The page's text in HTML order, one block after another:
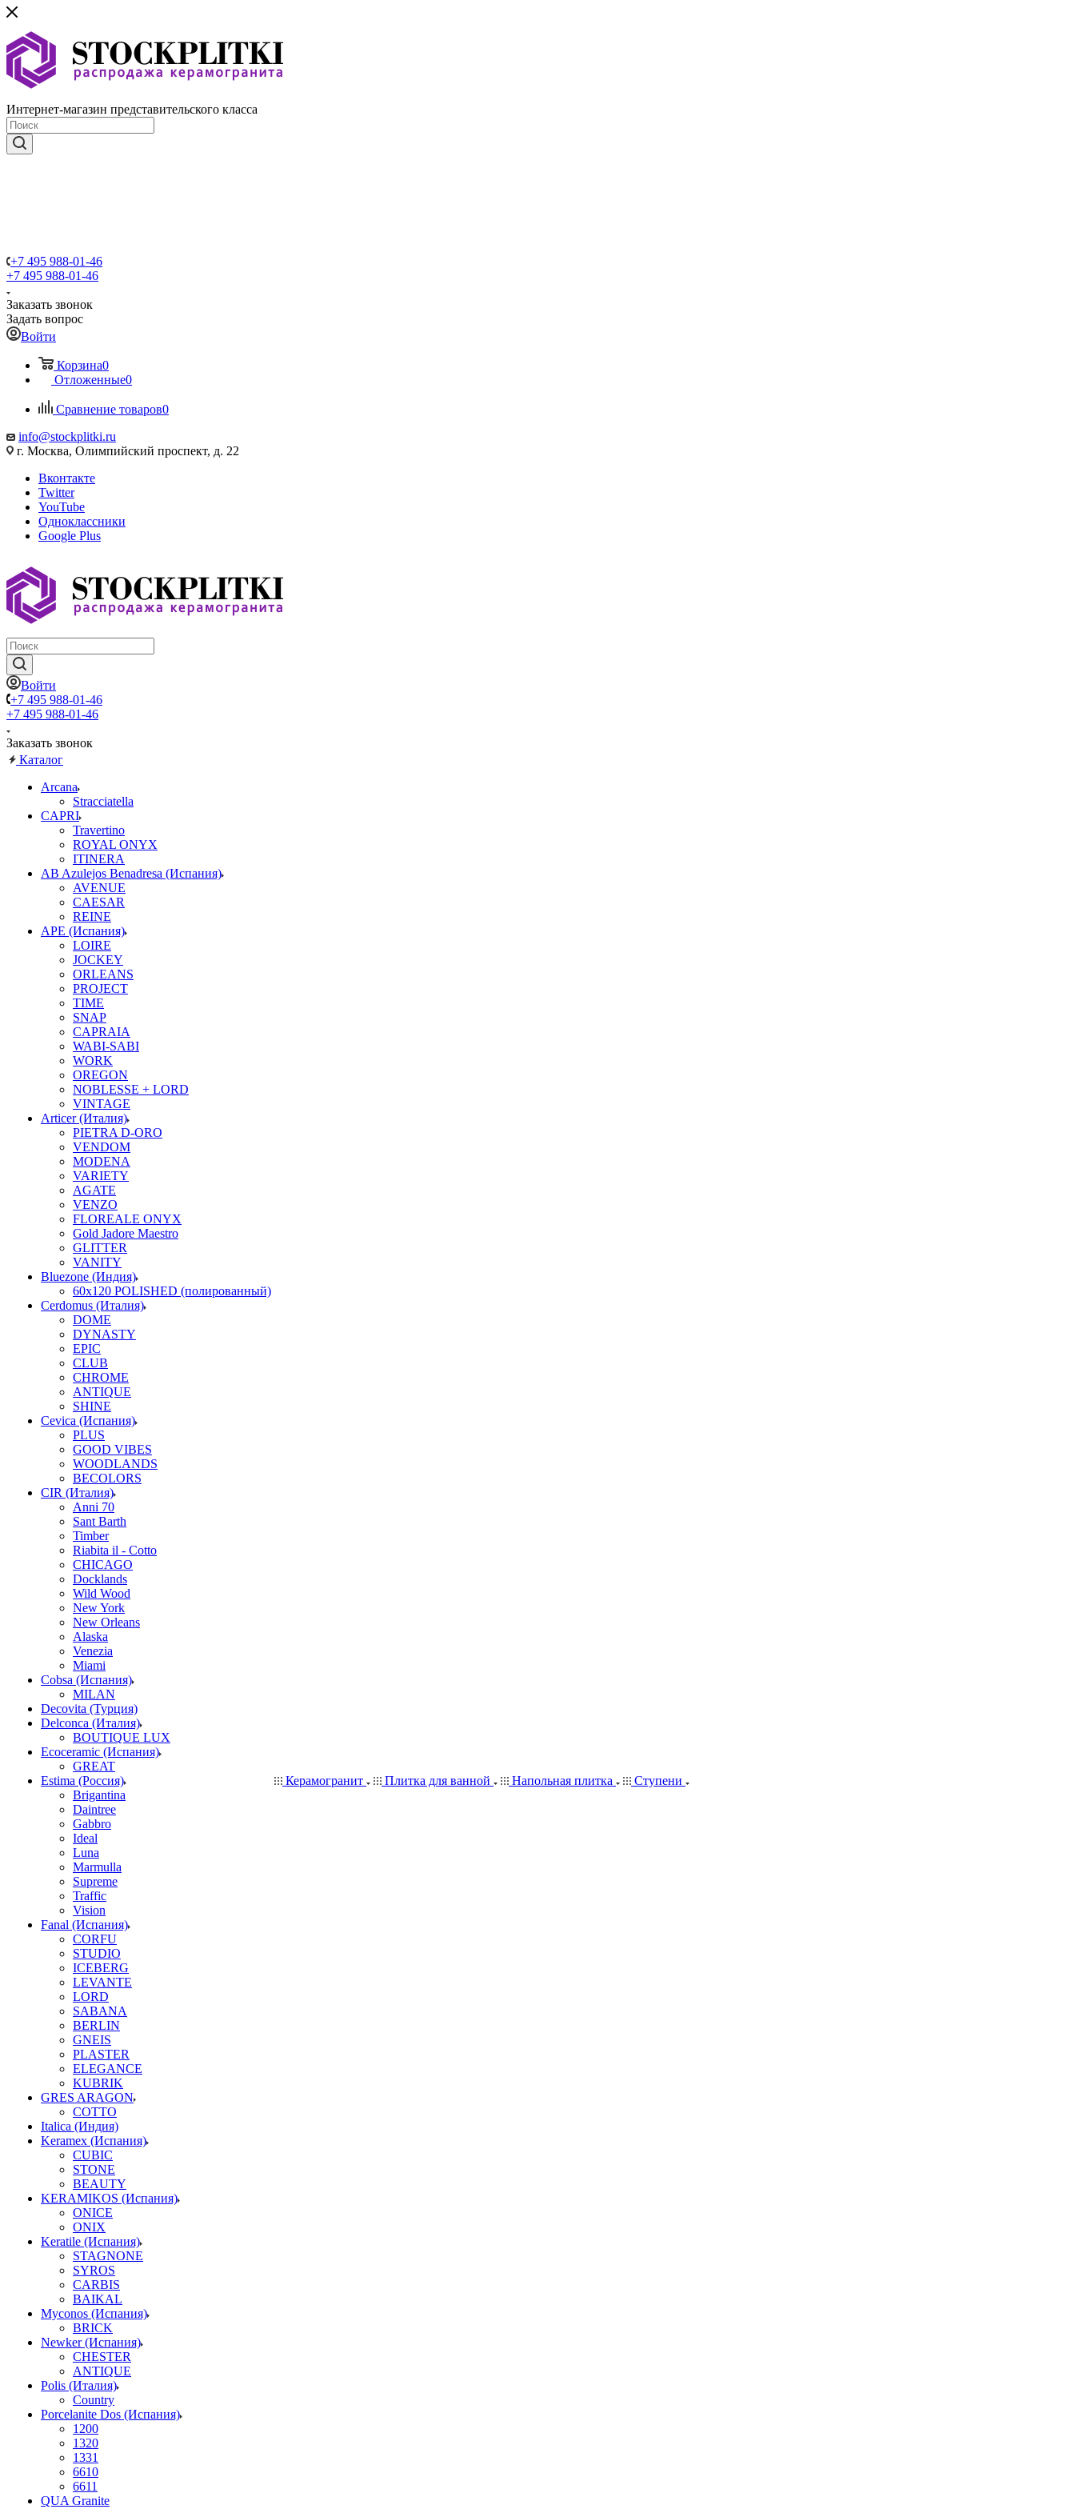
Интернет-магазин представительского класса
+7 495 988-01-46
+7 495 988-01-46
Заказать звонок
Задать вопрос
Войти
Корзина0
Отложенные0
Сравнение товаров0
info@stockplitki.ru
г. Москва, Олимпийский проспект, д. 22
Вконтакте
Twitter
YouTube
Одноклассники
Google Plus
Войти
+7 495 988-01-46
+7 495 988-01-46
Заказать звонок
Каталог
Arcana
Stracciatella
CAPRI
Travertino
ROYAL ONYX
ITINERA
AB Azulejos Benadresa (Испания)
AVENUE
CAESAR
REINE
APE (Испания)
LOIRE
JOCKEY
ORLEANS
PROJECT
TIME
SNAP
CAPRAIA
WABI-SABI
WORK
OREGON
NOBLESSE + LORD
VINTAGE
Articer (Италия)
PIETRA D-ORO
VENDOM
MODENA
VARIETY
AGATE
VENZO
FLOREALE ONYX
Gold Jadore Maestro
GLITTER
VANITY
Bluezone (Индия)
60х120 POLISHED (полированный)
Cerdomus (Италия)
DOME
DYNASTY
EPIC
CLUB
CHROME
ANTIQUE
SHINE
Cevica (Испания)
PLUS
GOOD VIBES
WOODLANDS
BECOLORS
CIR (Италия)
Anni 70
Sant Barth
Timber
Riabita il - Cotto
CHICAGO
Docklands
Wild Wood
New York
New Orleans
Alaska
Venezia
Miami
Cobsa (Испания)
MILAN
Decovita (Турция)
Delconca (Италия)
BOUTIQUE LUX
Ecoceramic (Испания)
GREAT
Estima (Россия)
Brigantina
Daintree
Gabbro
Ideal
Luna
Marmulla
Supreme
Traffic
Vision
Fanal (Испания)
CORFU
STUDIO
ICEBERG
LEVANTE
LORD
SABANA
BERLIN
GNEIS
PLASTER
ELEGANCE
KUBRIK
GRES ARAGON
COTTO
Italica (Индия)
Keramex (Испания)
CUBIC
STONE
BEAUTY
KERAMIKOS (Испания)
ONICE
ONIX
Keratile (Испания)
STAGNONE
SYROS
CARBIS
BAIKAL
Myconos (Испания)
BRICK
Newker (Испания)
CHESTER
ANTIQUE
Polis (Италия)
Country
Porcelanite Dos (Испания)
1200
1320
1331
6610
6611
QUA Granite
Керамогранит Плитка для ванной Напольная плитка Ступени